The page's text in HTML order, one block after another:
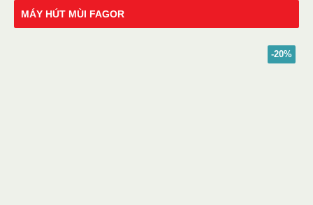
MÁY HÚT MÙI FAGOR
-20%